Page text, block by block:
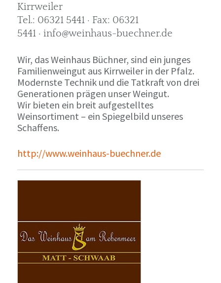
Kirrweiler
Tel.: 06321 5441 · Fax: 06321
5441 · info@weinhaus-buechner.de
Wir, das Weinhaus Büchner, sind ein junges
Familienweingut aus Kirrweiler in der Pfalz.
Modernste Technik und die Tatkraft von drei
Generationen prägen unser Weingut.
Wir bieten ein breit aufgestelltes
Weinsortiment – ein Spiegelbild unseres
Schaffens.
http://www.weinhaus-buechner.de